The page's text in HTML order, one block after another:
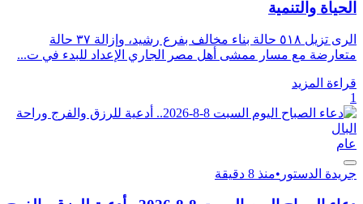
الحياة والتنمية
الرى تزيل ٥١٨ حالة بناء مخالف بفرع رشيد، وإزالة ٣٧ حالة
متعارضة مع مسار ممشى أهل مصر الجاري الإعداد للبدء في ت...
قراءة المزيد
1
عام
جريدة الدستور •منذ 8 دقيقة